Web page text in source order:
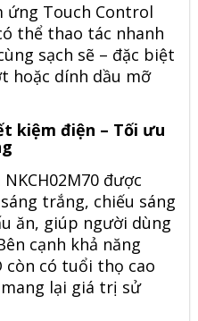
ứng Touch Control
thể thao tác nhanh
sạch sẽ – đặc biệt
hoặc dính dầu mỡ
kiệm điện – Tối ưu
được
trắng, chiếu sáng
ăn, giúp người dùng
cạnh khả năng
còn có tuổi thọ cao
lại giá trị sử